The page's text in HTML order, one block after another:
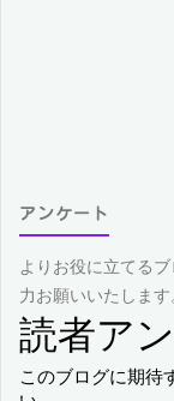
アンケート
よりお役に立てる
力お願いいたします